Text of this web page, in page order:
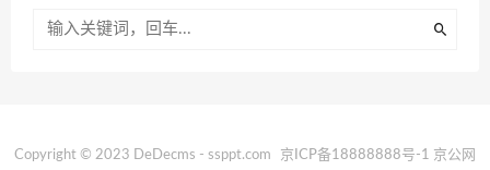
Copyright © 2023 DeDecms - ssppt.com 京ICP备18888888号-1 京公网